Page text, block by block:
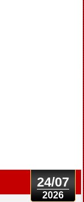
24/07
2026